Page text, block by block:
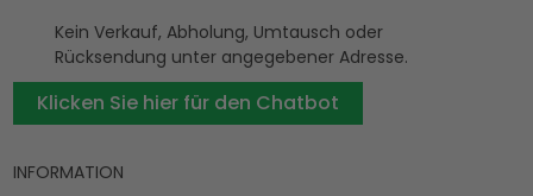
Kein Verkauf, Abholung, Umtausch oder
Rücksendung unter angegebener Adresse.
Klicken Sie hier für den Chatbot
INFORMATION